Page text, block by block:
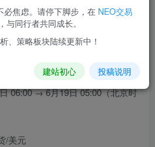
美元，日内跌幅1.65%。两日累计
。
06:00 → 6月19日 05:00（北京时
/美元
必焦虑。请停下脚步，在 NEO交易
同行者共同成长。
、策略板块陆续更新中！
建站初心 投稿说明